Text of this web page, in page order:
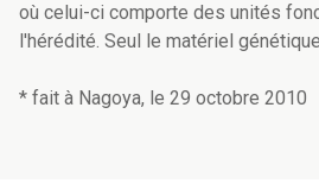
où celui-ci comporte des unités
l'hérédité. Seul le matériel
* fait à Nagoya, le 29 octobre 2010